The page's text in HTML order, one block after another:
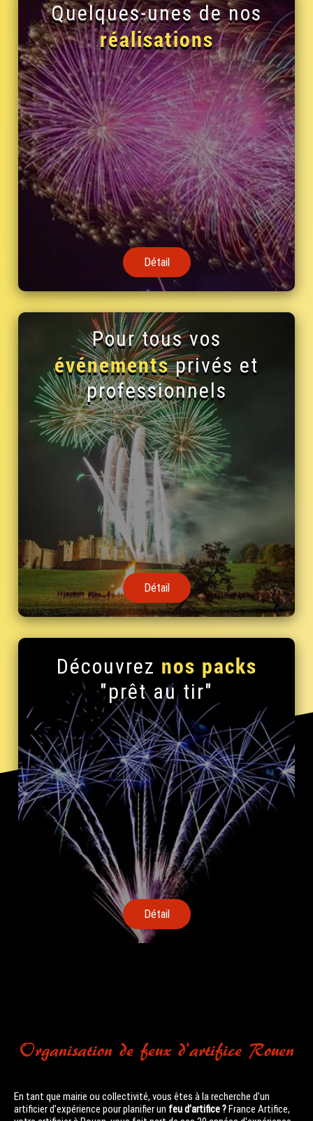
Quelques-unes de nos
réalisations
Détail
Pour tous vos
événementsprivés et
professionnels
Détail
Découvrez nos packs
"prêt au tir"
Détail
Organisation de feux d'artifice Rouen
En tant que mairie ou collectivité, vous êtes à la recherche d’un
artificier d’expérience pour planifier un feu d’artifice ?France Artifice,